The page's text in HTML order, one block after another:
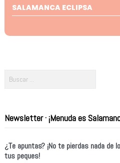
SALAMANCA ECLIPSA
Newsletter · ¡Menuda es
¿Te apuntas? ¡No te pierdas nada de
tus peques!